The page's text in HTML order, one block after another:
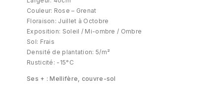
Couleur: Rose – Grenat
Floraison: Juillet à Octobre
Exposition: Soleil / Mi-ombre / Ombre
Sol: Frais
Densité de plantation: 5/m²
Rusticité: -15°C
Ses + : Mellifère, couvre-sol